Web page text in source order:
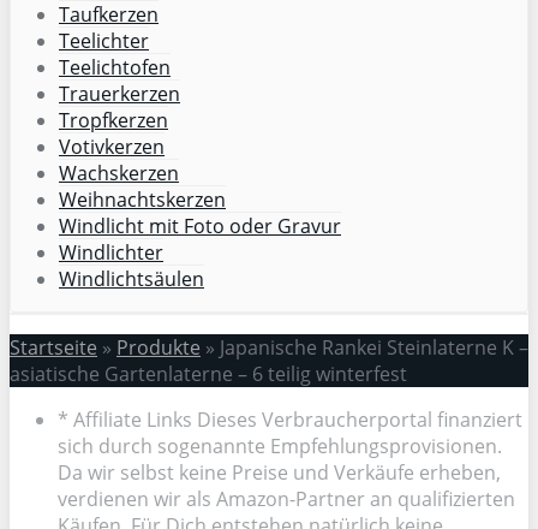
Taufkerzen
Teelichter
Teelichtofen
Trauerkerzen
Tropfkerzen
Votivkerzen
Wachskerzen
Weihnachtskerzen
Windlicht mit Foto oder Gravur
Windlichter
Windlichtsäulen
Startseite » Produkte » Japanische Rankei Steinlaterne K –
asiatische Gartenlaterne – 6 teilig winterfest
* Affiliate Links Dieses Verbraucherportal finanziert
sich durch sogenannte Empfehlungsprovisionen.
Da wir selbst keine Preise und Verkäufe erheben,
verdienen wir als Amazon-Partner an qualifizierten